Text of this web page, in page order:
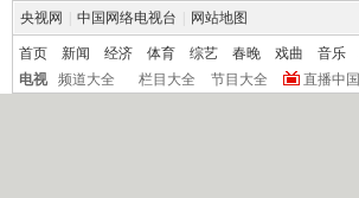
央视网 中国网络电视台 网站地图
首页 新闻 经济 体育 综艺 春晚 戏曲 音乐
电视
频道大全 栏目大全 节目大全 直播中国